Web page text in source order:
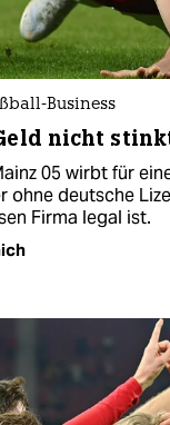
Business
nicht
05 wirbt für
ohne deutsche
Firma legal ist.